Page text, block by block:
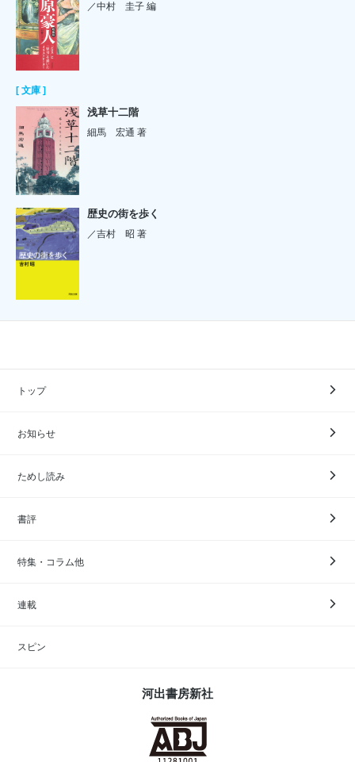
／中村 圭子 編
[ 文庫 ]
浅草十二階
細馬 宏通 著
歴史の街を歩く
／吉村 昭 著
トップ
お知らせ
ためし読み
書評
特集・コラム他
連載
スピン
河出書房新社